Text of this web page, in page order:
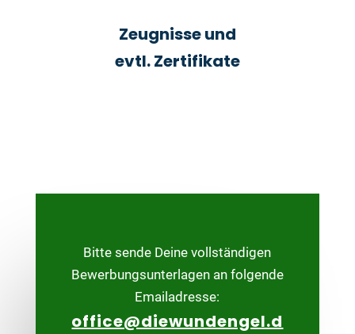
Zeugnisse und
evtl. Zertifikate
Bitte sende Deine vollständigen
Bewerbungsunterlagen an folgende
Emailadresse:
office@diewundengel.d